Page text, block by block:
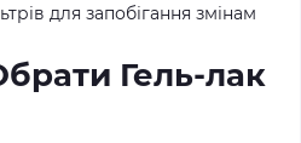
для запобігання змінам
Гель-лак